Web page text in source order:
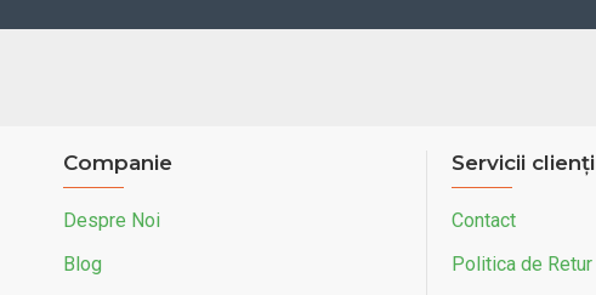
Companie
Despre Noi
Blog
Servicii clienți
Contact
Politica de Retur